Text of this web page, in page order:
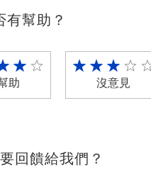
有幫助？
助 沒意見
回饋給我們？